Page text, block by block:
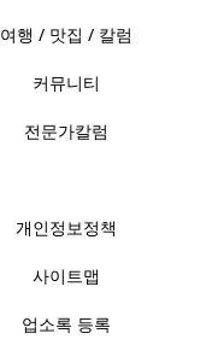
여행 / 맛집 / 칼럼
커뮤니티
전문가칼럼
개인정보정책
사이트맵
업소록 등록